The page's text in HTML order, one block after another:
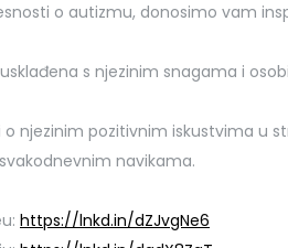
o autizmu, donosimo vam
s njezinim snagama i
o njezinim pozitivnim iskustvima u
navikama.
https://lnkd.in/dZJvgNe6